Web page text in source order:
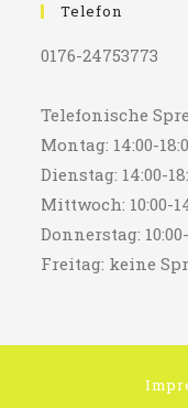
Telefon
0176-24753773
Telefonische
Montag: 14:00-
Dienstag: 14:00-
Mittwoch: 10:00-
Donnerstag:
Freitag: keine